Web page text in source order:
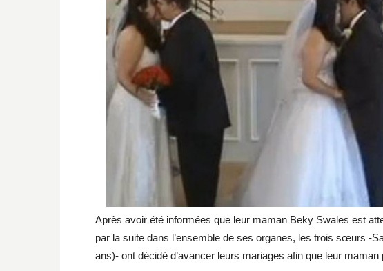
Après avoir été informées que leur maman Beky Swales est
par la suite dans l’ensemble de ses organes, les trois sœurs -
ans)- ont décidé d’avancer leurs mariages afin que leur